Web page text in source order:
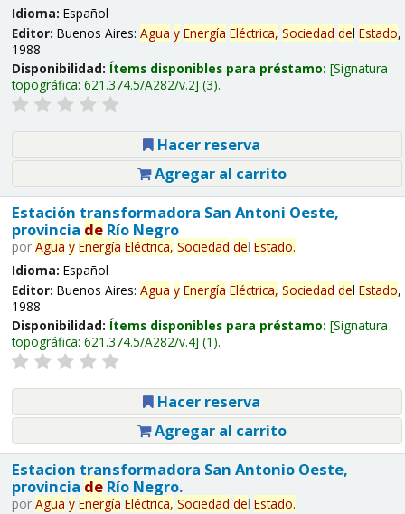
Idioma: Español
Editor: Buenos Aires: Agua y Energía Eléctrica, Sociedad del Estado,
1988
Disponibilidad: Ítems disponibles para préstamo: Signatura
topográfica: 621.374.5/A282/v.2 (3).
Hacer reserva
Agregar al carrito
Estación transformadora San Antoni Oeste,
provincia deRío Negro
por Agua y Energía Eléctrica, Sociedad del Estado.
Idioma: Español
Editor: Buenos Aires: Agua y Energía Eléctrica, Sociedad del Estado,
1988
Disponibilidad: Ítems disponibles para préstamo: Signatura
topográfica: 621.374.5/A282/v.4 (1).
Hacer reserva
Agregar al carrito
Estacion transformadora San Antonio Oeste,
provincia deRío Negro.
por Agua y Energía Eléctrica, Sociedad del Estado.